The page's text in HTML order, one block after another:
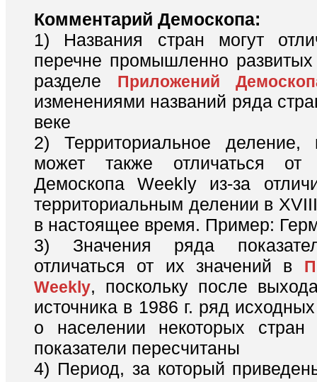
Комментарий Демоскопа:
1) Названия стран могут
перечне промышленно
разделе Приложений
изменениями названий ряда
веке
2) Территориальное деление,
может также отличаться от
Демоскопа Weekly из-за
территориальным делении в
в настоящее время. Пример:
3) Значения ряда
отличаться от их значений в
Weekly, поскольку после
источника в 1986 г. ряд
о населении некоторых
показатели пересчитаны
4) Период, за который